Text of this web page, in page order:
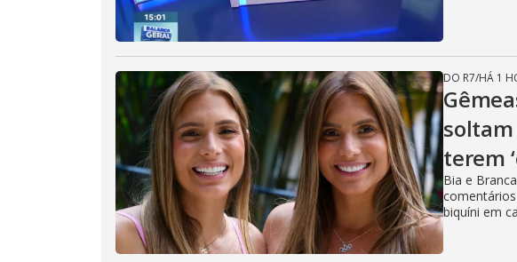
DO R7/HÁ 1
terem
Bia e
biquíni em